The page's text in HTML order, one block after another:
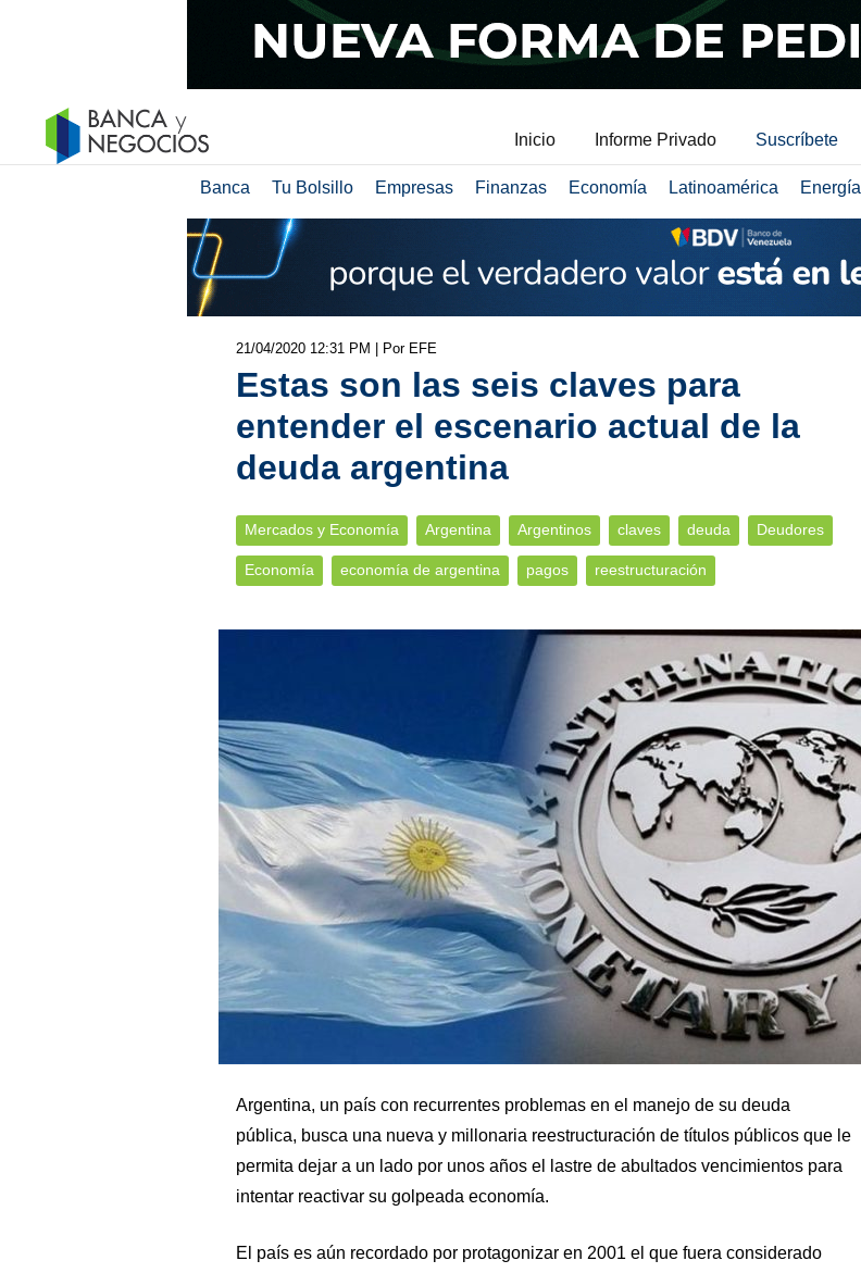
Inicio Informe Privado Suscríbete
Banca Tu Bolsillo Empresas Finanzas Economía Latinoamérica Energía
21/04/2020 12:31 PM | Por EFE
Estas son las seis claves para
entender el escenario actual de la
deuda argentina
Mercados y Economía Argentina Argentinos claves deuda Deudores
Economía economía de argentina pagos reestructuración
Argentina, un país con recurrentes problemas en el manejo de su deuda
pública, busca una nueva y millonaria reestructuración de títulos públicos que le
permita dejar a un lado por unos años el lastre de abultados vencimientos para
intentar reactivar su golpeada economía.
El país es aún recordado por protagonizar en 2001 el que fuera considerado